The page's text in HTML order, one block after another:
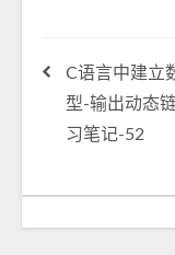
C语言中建立
型-输出动态
习笔记-52